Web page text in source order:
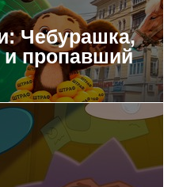
Чебурашка,
пропавший